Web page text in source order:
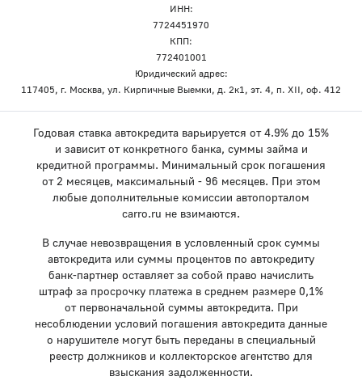
ИНН:
7724451970
КПП:
772401001
Юридический адрес:
117405, г. Москва, ул. Кирпичные Выемки, д. 2к1, эт. 4, п. XII, оф. 412
Годовая ставка автокредита варьируется от 4.9% до 15%
и зависит от конкретного банка, суммы займа и
кредитной программы. Минимальный срок погашения
от 2 месяцев, максимальный - 96 месяцев. При этом
любые дополнительные комиссии автопорталом
carro.ru не взимаются.
В случае невозвращения в условленный срок суммы
автокредита или суммы процентов по автокредиту
банк-партнер оставляет за собой право начислить
штраф за просрочку платежа в среднем размере 0,1%
от первоначальной суммы автокредита. При
несоблюдении условий погашения автокредита данные
о нарушителе могут быть переданы в специальный
реестр должников и коллекторское агентство для
взыскания задолженности.